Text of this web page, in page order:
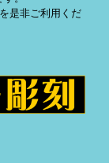
是非ご利用くだ